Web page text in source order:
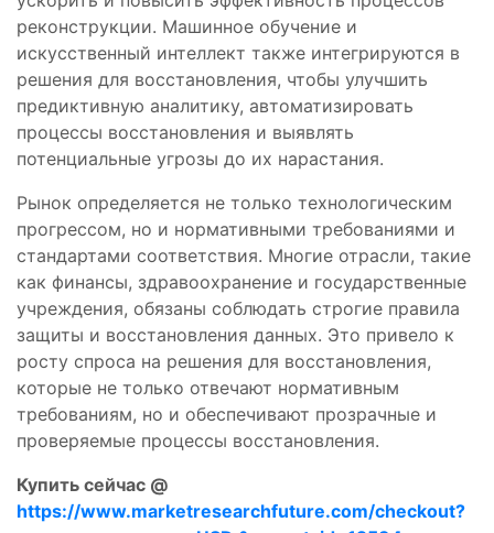
реконструкции. Машинное обучение и
искусственный интеллект также интегрируются в
решения для восстановления, чтобы улучшить
предиктивную аналитику, автоматизировать
процессы восстановления и выявлять
потенциальные угрозы до их нарастания.
Рынок определяется не только технологическим
прогрессом, но и нормативными требованиями и
стандартами соответствия. Многие отрасли, такие
как финансы, здравоохранение и государственные
учреждения, обязаны соблюдать строгие правила
защиты и восстановления данных. Это привело к
росту спроса на решения для восстановления,
которые не только отвечают нормативным
требованиям, но и обеспечивают прозрачные и
проверяемые процессы восстановления.
Купить сейчас @
https://www.marketresearchfuture.com/checkout?